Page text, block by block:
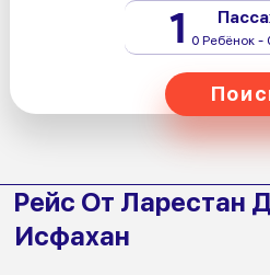
1 0 Ребёнок
Рейс От Ларестан
Исфахан